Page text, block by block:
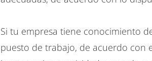
Si tu empresa tiene conocimiento
puesto de trabajo, de acuerdo con